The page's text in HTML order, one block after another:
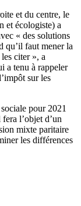
et du centre, le
et écologiste) a
« des solutions
qu’il faut mener la
citer », a
a tenu à rappeler
sur les
pour 2021
l’objet d’un
mixte paritaire
les différences